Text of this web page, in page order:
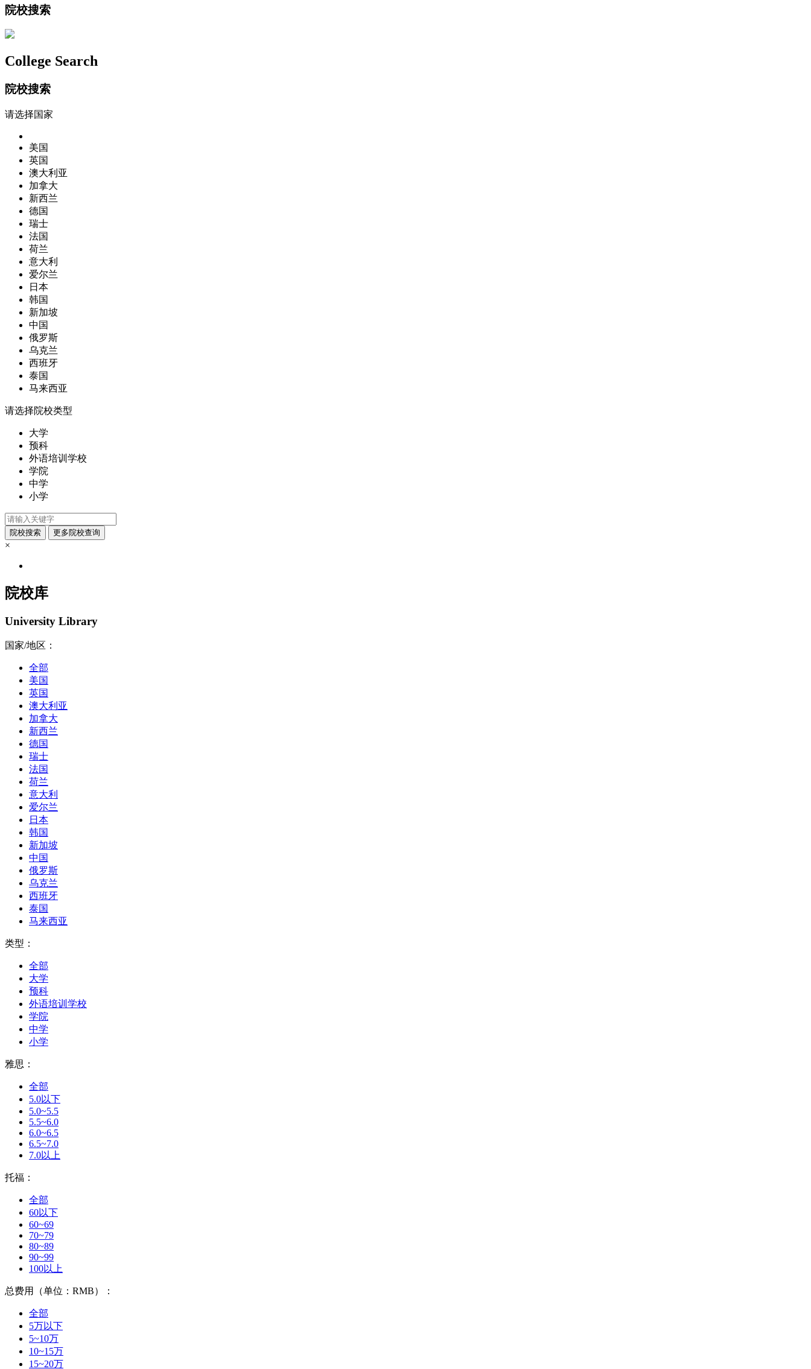
院校搜索
College Search
院校搜索
请选择国家
美国
英国
澳大利亚
加拿大
新西兰
德国
瑞士
法国
荷兰
意大利
爱尔兰
日本
韩国
新加坡
中国
俄罗斯
乌克兰
西班牙
泰国
马来西亚
请选择院校类型
大学
预科
外语培训学校
学院
中学
小学
×
院校库
University Library
国家/地区：
全部
美国
英国
澳大利亚
加拿大
新西兰
德国
瑞士
法国
荷兰
意大利
爱尔兰
日本
韩国
新加坡
中国
俄罗斯
乌克兰
西班牙
泰国
马来西亚
类型：
全部
大学
预科
外语培训学校
学院
中学
小学
雅思：
全部
5.0以下
5.0~5.5
5.5~6.0
6.0~6.5
6.5~7.0
7.0以上
托福：
全部
60以下
60~69
70~79
80~89
90~99
100以上
总费用（单位：RMB）：
全部
5万以下
5~10万
10~15万
15~20万